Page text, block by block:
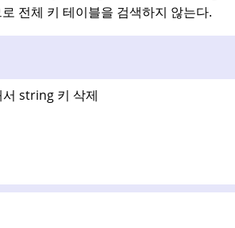
전체 키 테이블을 검색하지 않는다.
string 키 삭제